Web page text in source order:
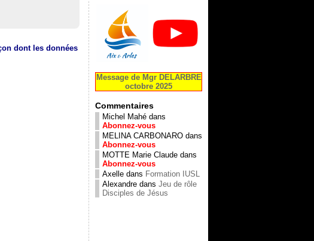
dont les données
Message de Mgr DELARBRE
octobre 2025
Commentaires
Michel Mahé dans
Abonnez-vous
MELINA CARBONARO dans
Abonnez-vous
MOTTE Marie Claude dans
Abonnez-vous
Axelle dans Formation IUSL
Alexandre dans Jeu de rôle
Disciples de Jésus